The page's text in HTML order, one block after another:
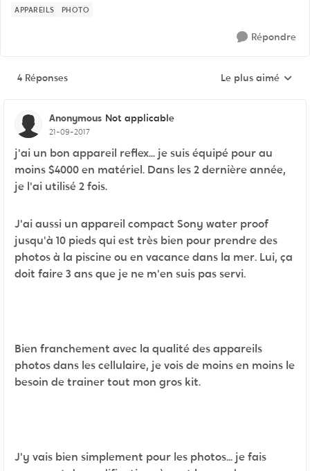
APPAREILS PHOTO
Répondre
4 Réponses Réponses triées
Le plus aimé
Anonymous Not applicable
21-09-2017
j'ai un bon appareil reflex... je suis équipé pour au
moins $4000 en matériel. Dans les 2 dernière année,
je l'ai utilisé 2 fois.
J'ai aussi un appareil compact Sony water proof
jusqu'à 10 pieds qui est très bien pour prendre des
photos à la piscine ou en vacance dans la mer. Lui, ça
doit faire 3 ans que je ne m'en suis pas servi.
Bien franchement avec la qualité des appareils
photos dans les cellulaire, je vois de moins en moins le
besoin de trainer tout mon gros kit.
J'y vais bien simplement pour les photos... je fais